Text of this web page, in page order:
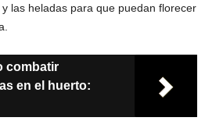
las heladas para que puedan florecer
combatir
en el huerto: